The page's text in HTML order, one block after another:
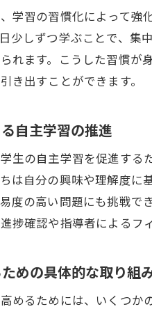
学習の習慣化によって強
少しずつ学ぶことで、集
れます。こうした習慣が
き出すことができます。
自主学習の推進
生の自主学習を促進する
は自分の興味や理解度に
度の高い問題にも挑戦で
捗確認や指導者によるフ
めの具体的な取り組
めるためには、いくつか